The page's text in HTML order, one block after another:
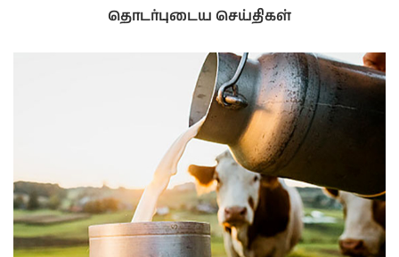
தொடர்புடைய செய்திகள்